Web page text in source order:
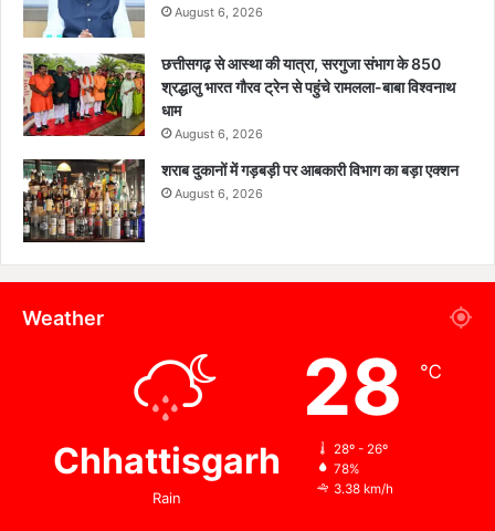
August 6, 2026
छत्तीसगढ़ से आस्था की यात्रा, सरगुजा संभाग के 850
श्रद्धालु भारत गौरव ट्रेन से पहुंचे रामलला-बाबा विश्वनाथ
धाम
August 6, 2026
शराब दुकानों में गड़बड़ी पर आबकारी विभाग का बड़ा एक्शन
August 6, 2026
Weather
Chhattisgarh
Rain
28 ℃
28º - 26º
78%
3.38 km/h